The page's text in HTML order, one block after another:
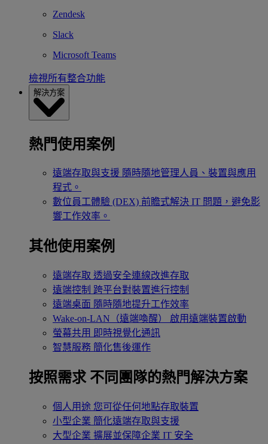
Zendesk
Slack
Microsoft Teams
檢視所有整合功能
解決方案
熱門使用案例
遠端存取與支援 隨時隨地管理人員、裝置與應用
程式。
數位員工體驗 (DEX) 前瞻式解決 IT 問題，避免影
響工作效率。
其他使用案例
遠端存取 透過安全連線改進存取
遠端控制 跨平台對裝置進行控制
遠端桌面 隨時隨地提升工作效率
Wake-on-LAN（遠端喚醒）
啟用遠端裝置啟動
螢幕共用 即時視覺化通訊
智慧服務 簡化售後運作
按照需求 不同團隊的熱門解決方案
個人用途 您可從任何地點存取裝置
小型企業 簡化遠端存取與支援
大型企業 擴展並保障企業 IT 安全